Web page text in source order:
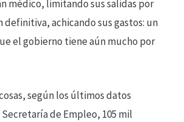
médico, limitando sus salidas por
achicando sus gastos: un
el gobierno tiene aún mucho por
según los últimos datos
de Empleo, 105 mil